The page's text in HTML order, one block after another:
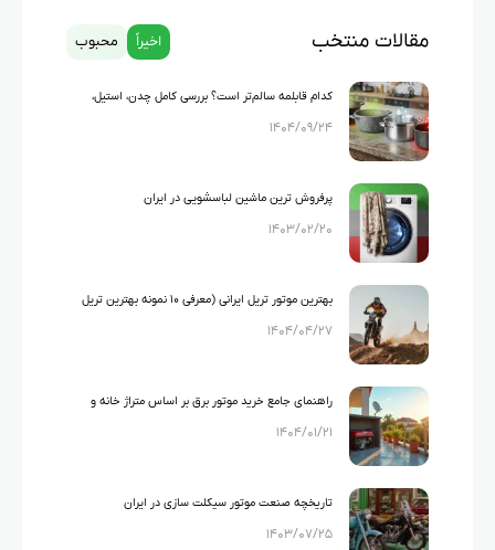
مقالات منتخب اخیراً محبوب
کدام قابلمه سالم‌تر است؟ بررسی کامل چدن، استیل،
گرانیت و تفلون
۱۴۰۴/۰۹/۲۴
پرفروش ترین ماشین لباسشویی در ایران
۱۴۰۳/۰۲/۲۰
بهترین موتور تریل ایرانی (معرفی ۱۰ نمونه بهترین تریل
های ایرانی)
۱۴۰۴/۰۴/۲۷
راهنمای جامع خرید موتور برق بر اساس متراژ خانه و
لوازم خانگی
۱۴۰۴/۰۱/۲۱
تاریخچه صنعت موتور سیکلت سازی در ایران
۱۴۰۳/۰۷/۲۵